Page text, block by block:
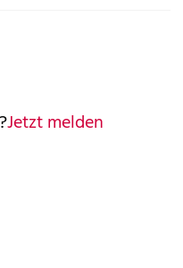
Jetzt melden